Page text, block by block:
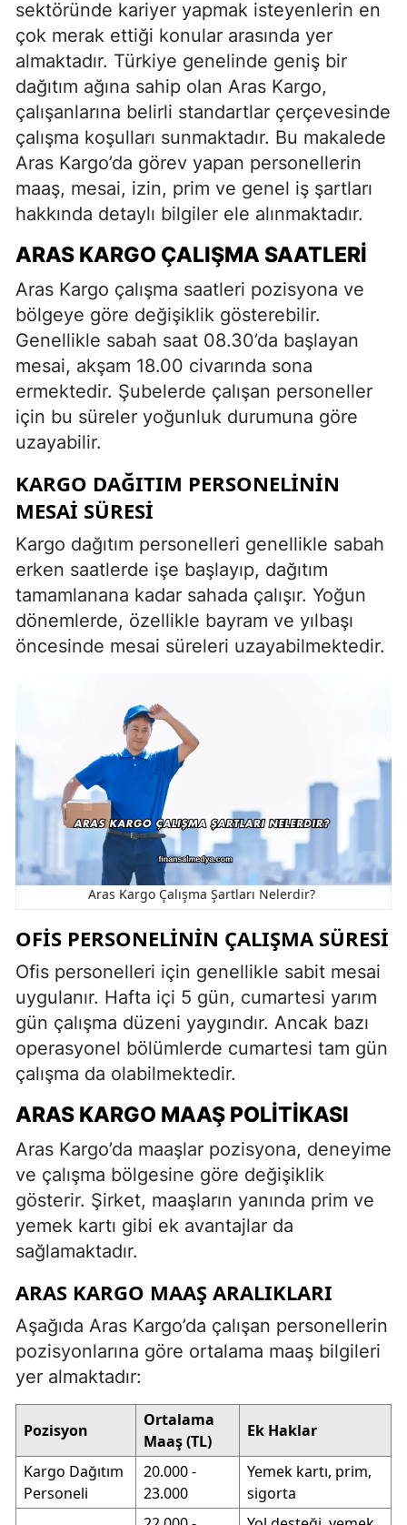
sektöründe kariyer yapmak isteyenlerin en
çok merak ettiği konular arasında yer
almaktadır. Türkiye genelinde geniş bir
dağıtım ağına sahip olan Aras Kargo,
çalışanlarına belirli standartlar çerçevesinde
çalışma koşulları sunmaktadır. Bu makalede
Aras Kargo’da görev yapan personellerin
maaş, mesai, izin, prim ve genel iş şartları
hakkında detaylı bilgiler ele alınmaktadır.
ARAS KARGO ÇALIŞMA SAATLERI
Aras Kargo çalışma saatleri pozisyona ve
bölgeye göre değişiklik gösterebilir.
Genellikle sabah saat 08.30’da başlayan
mesai, akşam 18.00 civarında sona
ermektedir. Şubelerde çalışan personeller
için bu süreler yoğunluk durumuna göre
uzayabilir.
KARGO DAĞITIM PERSONELININ
MESAI SÜRESI
Kargo dağıtım personelleri genellikle sabah
erken saatlerde işe başlayıp, dağıtım
tamamlanana kadar sahada çalışır. Yoğun
dönemlerde, özellikle bayram ve yılbaşı
öncesinde mesai süreleri uzayabilmektedir.
Aras Kargo Çalışma Şartları Nelerdir?
OFIS PERSONELININ ÇALIŞMA SÜRESI
Ofis personelleri için genellikle sabit mesai
uygulanır. Hafta içi 5 gün, cumartesi yarım
gün çalışma düzeni yaygındır. Ancak bazı
operasyonel bölümlerde cumartesi tam gün
çalışma da olabilmektedir.
ARAS KARGO MAAŞ POLITIKASI
Aras Kargo’da maaşlar pozisyona, deneyime
ve çalışma bölgesine göre değişiklik
gösterir. Şirket, maaşların yanında prim ve
yemek kartı gibi ek avantajlar da
sağlamaktadır.
ARAS KARGO MAAŞ ARALIKLARI
Aşağıda Aras Kargo’da çalışan personellerin
pozisyonlarına göre ortalama maaş bilgileri
yer almaktadır:
Pozisyon
Ortalama
Maaş (TL)
Ek Haklar
Kargo Dağıtım
Personeli
20.000 -
23.000
Yemek kartı, prim,
sigorta